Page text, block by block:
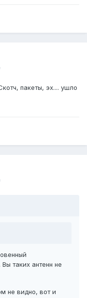
пакеты, эх.... ушло
таких антенн не
не видно, вот и